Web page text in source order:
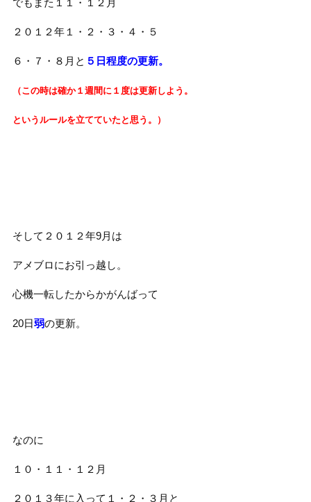
でもまた１１・１２月
２０１２年１・２・３・４・５
６・７・８月と ５日程度の更新。
（この時は確か１週間に１度は更新しよう。
というルールを立てていたと思う。）
そして２０１２年9月は
アメブロにお引っ越し。
心機一転したからかがんばって
20日弱の更新。
なのに
１０・１１・１２月
２０１３年に入って１・２・３月と